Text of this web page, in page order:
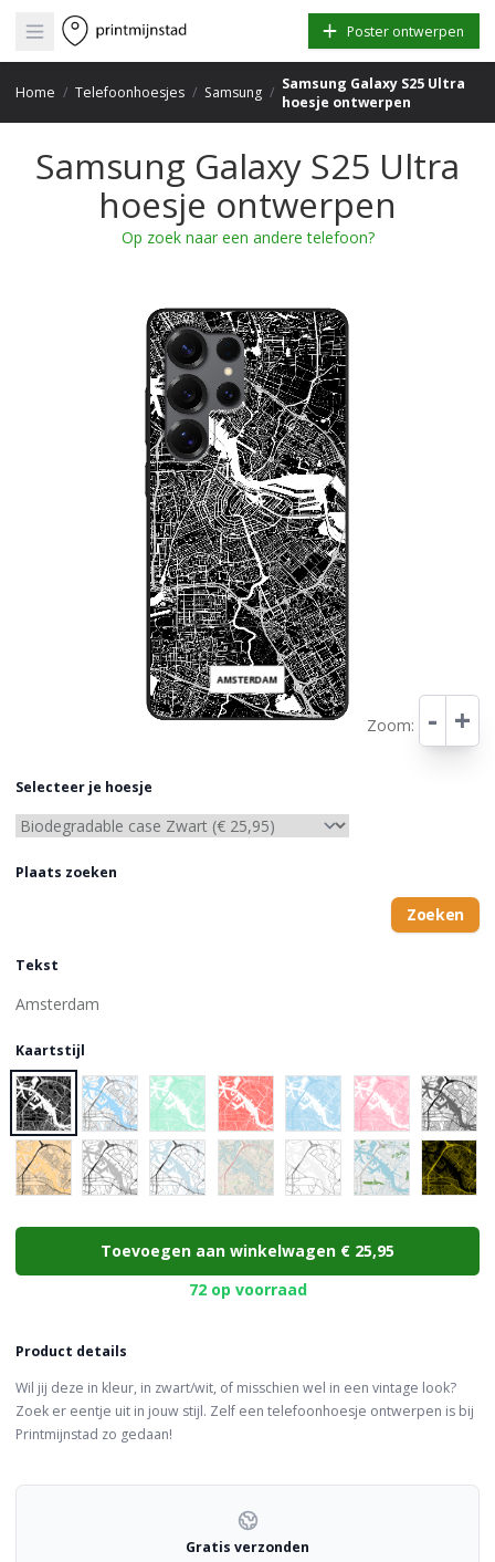
Open main menu Poster ontwerpen
Home / Telefoonhoesjes / Samsung / Samsung Galaxy S25 Ultra
hoesje ontwerpen
Samsung Galaxy S25 Ultra
hoesje ontwerpen
Op zoek naar een andere telefoon?
AMSTERDAM
Zoom: - +
Selecteer je hoesje
Plaats zoeken
Zoeken
Tekst
Kaartstijl
Choose a color
Toevoegen aan winkelwagen € 25,95
72 op voorraad
Product details
Wil jij deze in kleur, in zwart/wit, of misschien wel in een vintage look?
Zoek er eentje uit in jouw stijl. Zelf een telefoonhoesje ontwerpen is bij
Printmijnstad zo gedaan!
Gratis verzonden